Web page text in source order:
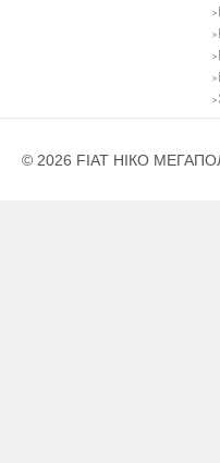
© 2026 FIAT НІКО